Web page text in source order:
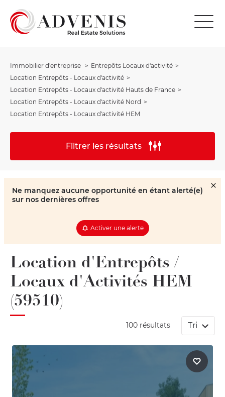
Immobilier d'entreprise
Entrepôts Locaux d'activité
Location Entrepôts - Locaux d'activité
Location Entrepôts - Locaux d'activité Hauts de France
Location Entrepôts - Locaux d'activité Nord
Location Entrepôts - Locaux d'activité HEM
Filtrer les résultats
Ne manquez aucune opportunité en étant alerté(e)
sur nos dernières offres
Activer une alerte
Location d'Entrepôts /
Locaux d'Activités HEM
(59510)
100 résultats Tri